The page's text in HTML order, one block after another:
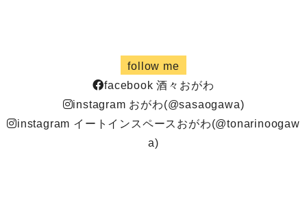
follow me
facebook 酒々おがわ
instagram おがわ(@sasaogawa)
instagram イートインスペースおがわ(@tonarinoogaw
a)